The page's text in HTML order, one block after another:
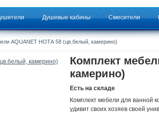
Душевые кабины Смесители
AQUANET НОТА 58 (цв.белый, камерино)
Комплект
камерино)
Есть на складе
Комплект мебели для ванной
удивит своих хозяев своей